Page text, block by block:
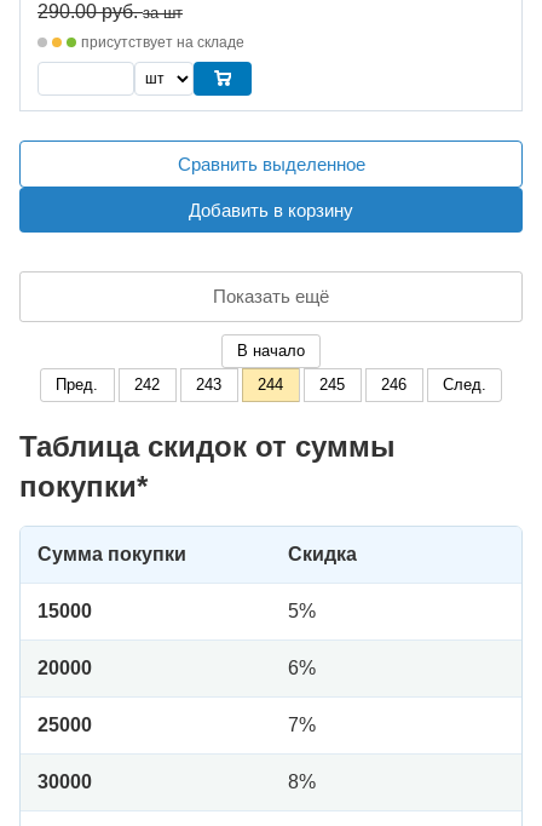
290.00руб. за шт
присутствует на складе
Сравнить выделенное
Добавить в корзину
Показать ещё
В начало
Пред.
242 243 244 245 246 След.
Таблица скидок от суммы
покупки*
Сумма покупки Скидка
15000 5%
20000 6%
25000 7%
30000 8%